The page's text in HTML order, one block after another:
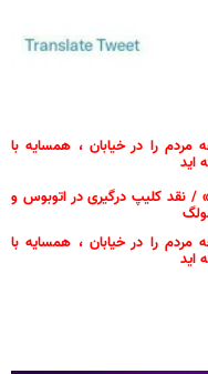
مردم را در خیابان ، همسایه با
اید
/ نقد کلیپ درگیری در اتوبوس و
مردم را در خیابان ، همسایه با
اید